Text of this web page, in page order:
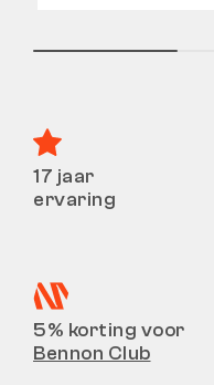
17 jaar
ervaring
5% korting voor
Bennon Club